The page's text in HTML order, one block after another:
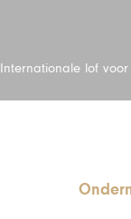
Internationale lof